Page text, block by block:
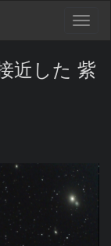
近した 紫